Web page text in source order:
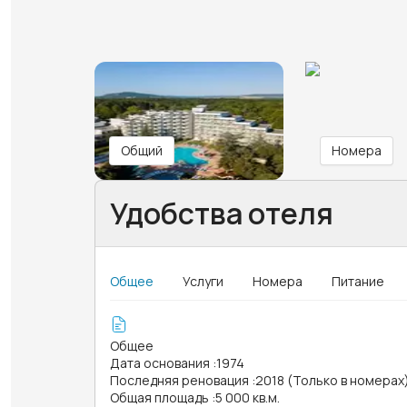
Общий Номера
Удобства отеля
Общее Услуги Номера Питание
Общее
Дата основания :1974
Последняя реновация :2018 (Только в
Общая площадь :5 000 кв.м.